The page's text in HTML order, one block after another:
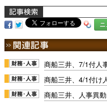
商船三井、7/1付人
商船三井、4/1付け
商船三井、人事異